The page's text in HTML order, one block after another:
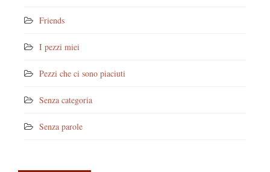
Friends
I pezzi miei
Pezzi che ci sono piaciuti
Senza categoria
Senza parole